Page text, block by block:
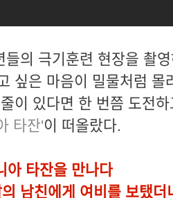
들의 극기훈련 현장을 촬
싶은 마음이 밀물처럼
이 있다면 한 번쯤 도전
타잔'이 떠올랐다.
아 타잔을 만나다
남친에게 여비를 보탰더